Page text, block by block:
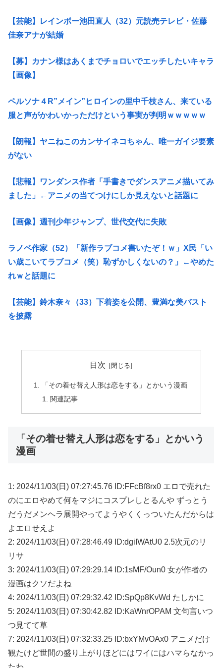
【芸能】レインボー池田直人（32）元読売テレビ・佐藤
佳奈アナが結婚
【募】カナン様はあくまでチョロいでエッチしたいキャラ
【画像】
ペルソナ４R”メイン”ヒロインの里中千枝さん、来ている
服と声がかわいかっただけという事実が判明ｗｗｗｗｗ
【朗報】ヤニねこのカンサイネコちゃん、唯一ガイジ要素
がない
【悲報】ワンダンス作者「手書きでダンスアニメ描いてみ
ました」←アニメの当てつけにしか見えないと話題に
【画像】週刊少年ジャンプ、世代交代に失敗
ラノベ作家（52）「新作ラブコメ書いたぞ！ｗ」X民「い
い歳こいてラブコメ（笑）恥ずかしくないの？」←やめた
れｗと話題に
【芸能】鈴木奈々（33）下着姿を公開、豊満な美バスト
を披露
目次
「その着せ替え人形は恋をする」とかいう漫画
関連記事
「その着せ替え人形は恋をする」とかいう
漫画
1: 2024/11/03(日) 07:27:45.76 ID:FFcBf8rx0 エロで売れた
のにエロやめて何をマジにコスプレしとるんや ずっとう
だうだメンヘラ展開やってようやくくっついたんだからは
よエロせえよ
2: 2024/11/03(日) 07:28:46.49 ID:dgiIWAtU0 2.5次元のリ
リサ
3: 2024/11/03(日) 07:29:29.14 ID:1sMF/Oun0 女が作者の
漫画はクソだよね
4: 2024/11/03(日) 07:29:32.42 ID:SpQp8KvWd たしかに
5: 2024/11/03(日) 07:30:42.82 ID:KaWnrOPAM 文句言いつ
つ見てて草
7: 2024/11/03(日) 07:32:33.25 ID:bxYMvOAx0 アニメだけ
観たけど世間の盛り上がりほどにはワイにはハマらなかっ